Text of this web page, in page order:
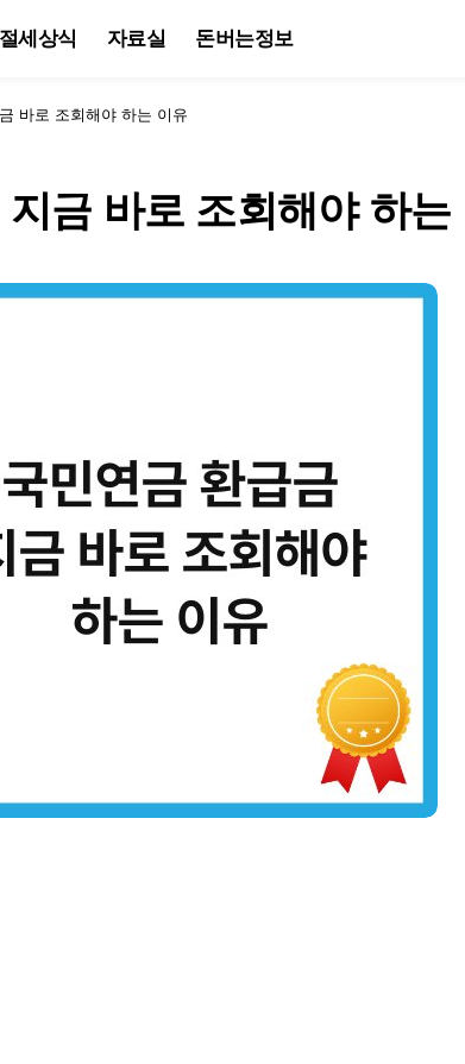
세상식 자료실 돈버는정보
바로 조회해야 하는 이유
금 바로 조회해야 하는